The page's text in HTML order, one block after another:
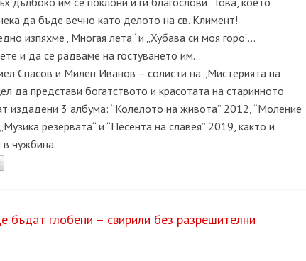
да бъде вечно като делото на св. Климент!
изпяхме „Многая лета“ и „Хубава си моя горо“…
и да се радваме на гостуването им…
Спасов и Милен Иванов – солисти на „Мистерията на
да представи богатството и красотата на старинното
издадени 3 албума: “Колелото на живота” 2012, “Моление
резервата“ и “Песента на славея” 2019, както и
в чужбина.
бъдат глобени – свирили без разрешителни